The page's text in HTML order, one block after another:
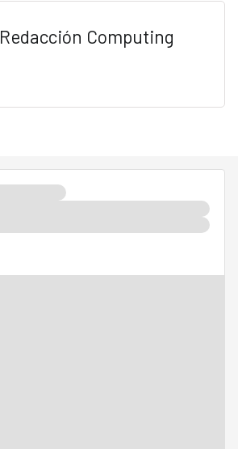
Redacción Computing